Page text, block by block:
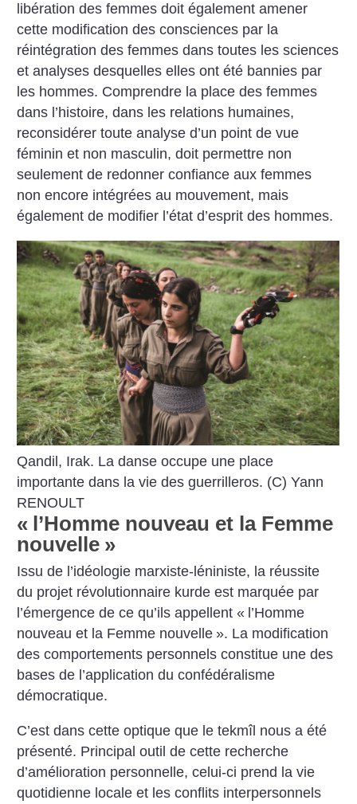
libération des femmes doit également amener
cette modification des consciences par la
réintégration des femmes dans toutes les sciences
et analyses desquelles elles ont été bannies par
les hommes. Comprendre la place des femmes
dans l’histoire, dans les relations humaines,
reconsidérer toute analyse d’un point de vue
féminin et non masculin, doit permettre non
seulement de redonner confiance aux femmes
non encore intégrées au mouvement, mais
également de modifier l’état d’esprit des hommes.
Qandil, Irak. La danse occupe une place
importante dans la vie des guerrilleros. (C) Yann
RENOULT
« l’Homme nouveau et la Femme
nouvelle »
Issu de l’idéologie marxiste-léniniste, la réussite
du projet révolutionnaire kurde est marquée par
l’émergence de ce qu’ils appellent « l’Homme
nouveau et la Femme nouvelle ». La modification
des comportements personnels constitue une des
bases de l’application du confédéralisme
démocratique.
C’est dans cette optique que le tekmîl nous a été
présenté. Principal outil de cette recherche
d’amélioration personnelle, celui-ci prend la vie
quotidienne locale et les conflits interpersonnels